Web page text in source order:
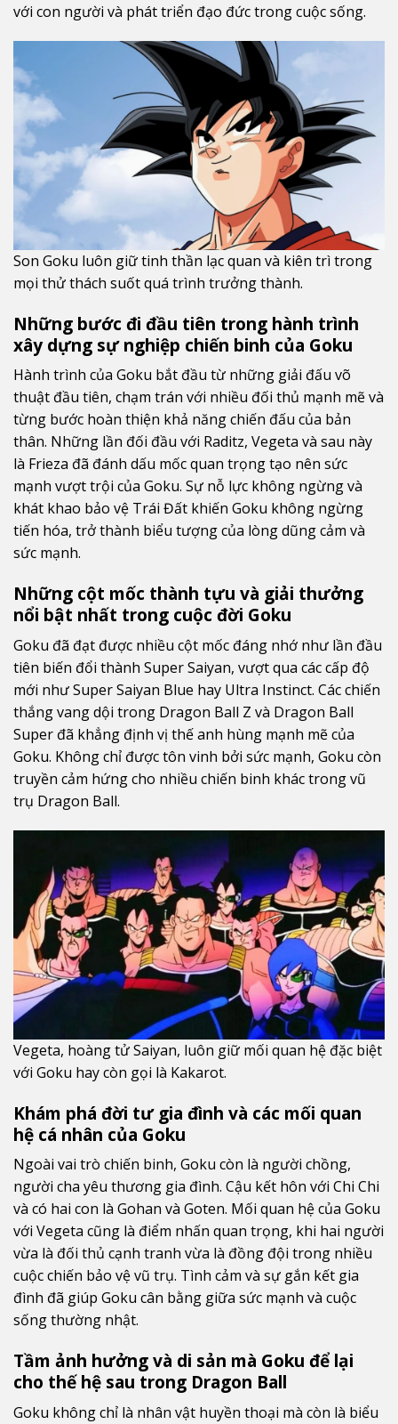
với con người và phát triển đạo đức trong cuộc sống.
Son Goku luôn giữ tinh thần lạc quan và kiên trì trong
mọi thử thách suốt quá trình trưởng thành.
Những bước đi đầu tiên trong hành trình
xây dựng sự nghiệp chiến binh của Goku
Hành trình của Goku bắt đầu từ những giải đấu võ
thuật đầu tiên, chạm trán với nhiều đối thủ mạnh mẽ và
từng bước hoàn thiện khả năng chiến đấu của bản
thân. Những lần đối đầu với Raditz, Vegeta và sau này
là Frieza đã đánh dấu mốc quan trọng tạo nên sức
mạnh vượt trội của Goku. Sự nỗ lực không ngừng và
khát khao bảo vệ Trái Đất khiến Goku không ngừng
tiến hóa, trở thành biểu tượng của lòng dũng cảm và
sức mạnh.
Những cột mốc thành tựu và giải thưởng
nổi bật nhất trong cuộc đời Goku
Goku đã đạt được nhiều cột mốc đáng nhớ như lần đầu
tiên biến đổi thành Super Saiyan, vượt qua các cấp độ
mới như Super Saiyan Blue hay Ultra Instinct. Các chiến
thắng vang dội trong Dragon Ball Z và Dragon Ball
Super đã khẳng định vị thế anh hùng mạnh mẽ của
Goku. Không chỉ được tôn vinh bởi sức mạnh, Goku còn
truyền cảm hứng cho nhiều chiến binh khác trong vũ
trụ Dragon Ball.
Vegeta, hoàng tử Saiyan, luôn giữ mối quan hệ đặc biệt
với Goku hay còn gọi là Kakarot.
Khám phá đời tư gia đình và các mối quan
hệ cá nhân của Goku
Ngoài vai trò chiến binh, Goku còn là người chồng,
người cha yêu thương gia đình. Cậu kết hôn với Chi Chi
và có hai con là Gohan và Goten. Mối quan hệ của Goku
với Vegeta cũng là điểm nhấn quan trọng, khi hai người
vừa là đối thủ cạnh tranh vừa là đồng đội trong nhiều
cuộc chiến bảo vệ vũ trụ. Tình cảm và sự gắn kết gia
đình đã giúp Goku cân bằng giữa sức mạnh và cuộc
sống thường nhật.
Tầm ảnh hưởng và di sản mà Goku để lại
cho thế hệ sau trong Dragon Ball
Goku không chỉ là nhân vật huyền thoại mà còn là biểu